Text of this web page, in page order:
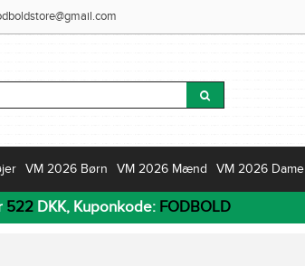
VM 2026 Børn VM 2026 Mænd VM 2026 Dame
522DKK, Kuponkode: FODBOLD